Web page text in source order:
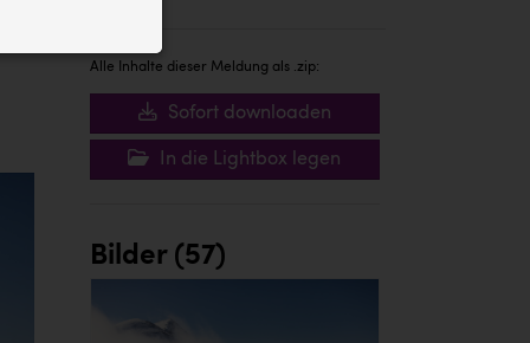
Alle Inhalte dieser Meldung als .zip:
Sofort downloaden
In die Lightbox legen
Bilder (57)
Website